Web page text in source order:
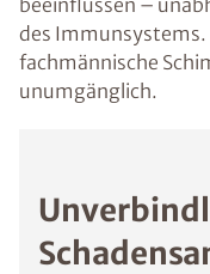
beeinflussen –
des Immunsystems.
fachmännische
unumgänglich.